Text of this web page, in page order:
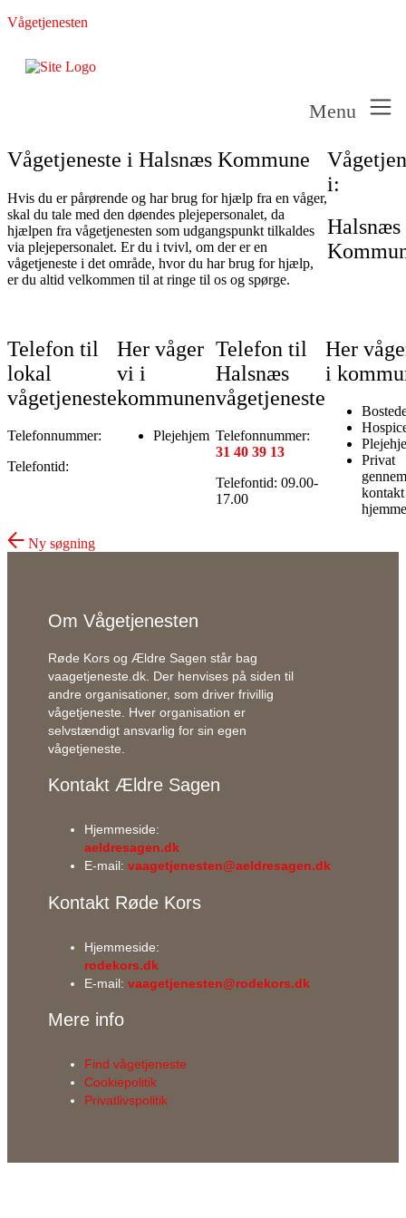
Vågetjenesten
Menu
Vågetjeneste i Halsnæs Kommune
Hvis du er pårørende og har brug for hjælp fra en våger,
skal du tale med den døendes plejepersonalet, da
hjælpen fra vågetjenesten som udgangspunkt tilkaldes
via plejepersonalet. Er du i tvivl, om der er en
vågetjeneste i det område, hvor du har brug for hjælp,
er du altid velkommen til at ringe til os og spørge.
i:
Halsnæs
Telefon til
lokal
vågetjeneste
Telefonnummer:
Telefontid:
Her våger
vi i
kommunen
Plejehjem
Telefon til
Halsnæs
vågetjeneste
Telefonnummer:
31 40 39 13
Telefontid: 09.00-
17.00
Her
i
Privat
gennem
Ny søgning
Om Vågetjenesten
Røde Kors og Ældre Sagen står bag
vaagetjeneste.dk. Der henvises på siden til
andre organisationer, som driver frivillig
vågetjeneste. Hver organisation er
selvstændigt ansvarlig for sin egen
vågetjeneste.
Kontakt Ældre Sagen
Hjemmeside:
aeldresagen.dk
E-mail: vaagetjenesten@aeldresagen.dk
Kontakt Røde Kors
Hjemmeside:
rodekors.dk
E-mail: vaagetjenesten@rodekors.dk
Mere info
Find vågetjeneste
Cookiepolitik
Privatlivspolitik